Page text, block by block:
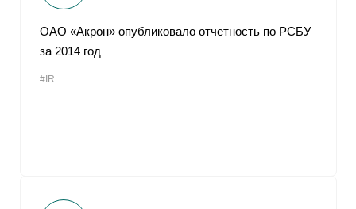
ОАО «Акрон» опубликовало отчетность по РСБУ
за 2014 год
#IR